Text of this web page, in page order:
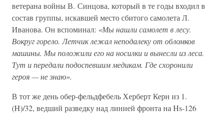
ветерана войны В. Синцова, который в те годы входил в
состав группы, искавшей место сбитого самолета Л.
Иванова. Он вспоминал: «Мы нашли самолет в лесу.
Вокруг горело. Летчик лежал неподалеку от обломков
машины. Мы положили его на носилки и вынесли из леса.
Тут и передали подоспевшим медикам. Где схоронили
героя — не знаю».
В тот же день обер-фельдфебель Херберт Керн из 1.
(H)/32, ведший разведку над линией фронта на Hs-126